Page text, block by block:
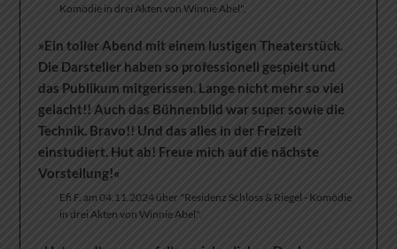
Komödie in drei Akten von Winnie Abel".
»Ein toller Abend mit einem lustigen Theaterstück.
Die Darsteller haben so professionell gespielt und
das Publikum mitgerissen. Lange nicht mehr so viel
gelacht!! Auch das Bühnenbild war super sowie die
Technik. Bravo!! Und das alles in der Freizeit
einstudiert. Hut ab! Freue mich auf die nächste
Vorstellung!«
Efi F. am 04.11.2024 über "Residenz Schloss & Riegel - Komödie
in drei Akten von Winnie Abel".